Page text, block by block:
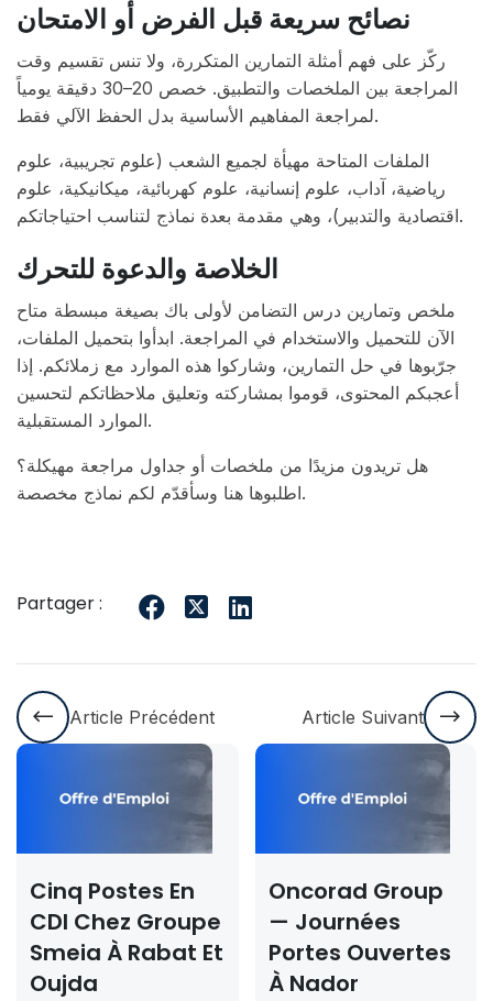
نصائح سريعة قبل الفرض أو الامتحان
ركّز على فهم أمثلة التمارين المتكررة، ولا تنس تقسيم وقت
المراجعة بين الملخصات والتطبيق. خصص 20–30 دقيقة يومياً
لمراجعة المفاهيم الأساسية بدل الحفظ الآلي فقط.
الملفات المتاحة مهيأة لجميع الشعب (علوم تجريبية، علوم
رياضية، آداب، علوم إنسانية، علوم كهربائية، ميكانيكية، علوم
اقتصادية والتدبير)، وهي مقدمة بعدة نماذج لتناسب احتياجاتكم.
الخلاصة والدعوة للتحرك
ملخص وتمارين درس التضامن لأولى باك بصيغة مبسطة متاح
الآن للتحميل والاستخدام في المراجعة. ابدأوا بتحميل الملفات،
جرّبوها في حل التمارين، وشاركوا هذه الموارد مع زملائكم. إذا
أعجبكم المحتوى، قوموا بمشاركته وتعليق ملاحظاتكم لتحسين
الموارد المستقبلية.
هل تريدون مزيدًا من ملخصات أو جداول مراجعة مهيكلة؟
اطلبوها هنا وسأقدّم لكم نماذج مخصصة.
Partager :
Article Précédent Article Suivant
Cinq Postes En
CDI Chez Groupe
Smeia À Rabat Et
Oujda
Oncorad Group
— Journées
Portes Ouvertes
À Nador